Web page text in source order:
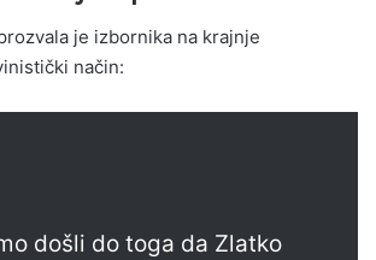
je izbornika na krajnje
način:
došli do toga da Zlatko